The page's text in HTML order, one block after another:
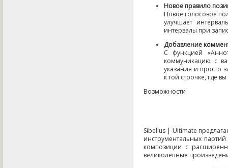
Новое правило
Новое голосовое
улучшает
интервалы при
Добавление
С функцией
«
коммуникацию с
указания и просто
к той строчке, где
Возможности
Sibelius | Ultimate
инструментальных
композиции с
великолепные